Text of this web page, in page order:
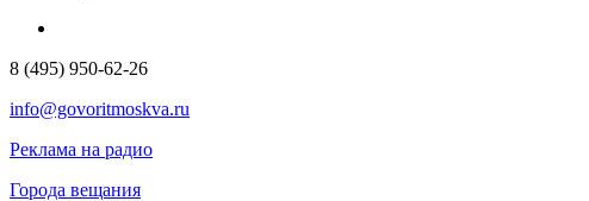
8 (495) 950-62-26
info@govoritmoskva.ru
Реклама на радио
Города вещания